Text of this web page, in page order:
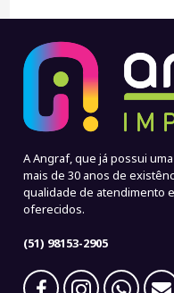
A Angraf, que já possui
mais de 30 anos de
qualidade de atendimento
oferecidos.
(51) 98153-2905